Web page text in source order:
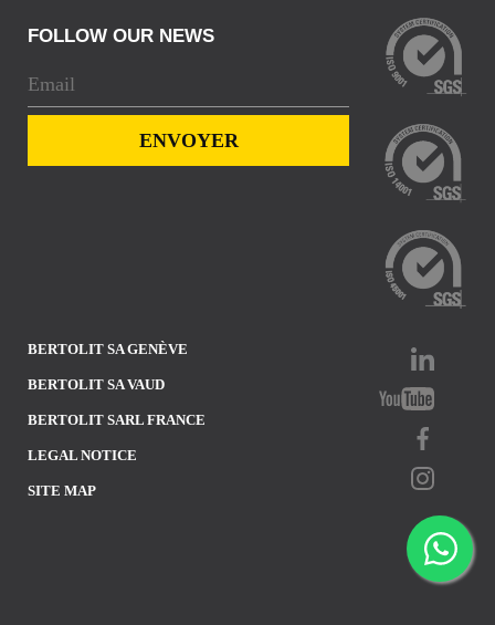
BERTOLIT SA GENÈVE
BERTOLIT SA VAUD
BERTOLIT SARL FRANCE
LEGAL NOTICE
SITE MAP
FOLLOW OUR NEWS